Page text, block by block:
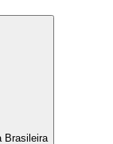
Brasileira